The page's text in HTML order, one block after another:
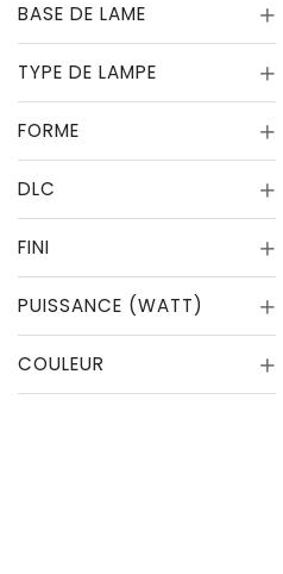
BASE DE LAME
TYPE DE LAMPE
FORME
DLC
FINI
PUISSANCE (WATT)
COULEUR